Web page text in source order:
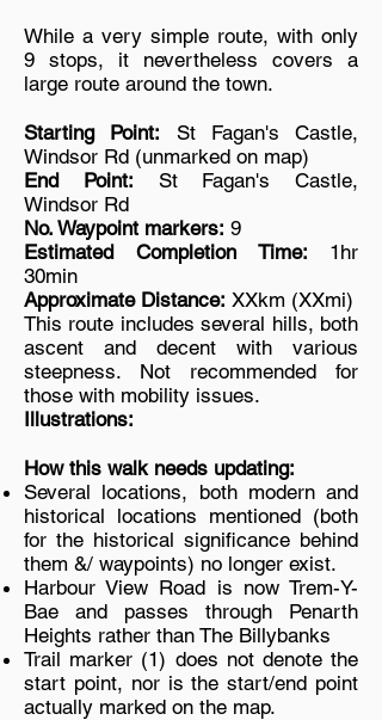
While a very simple route, with only
9 stops, it nevertheless covers a
large route around the town.
Starting Point: St Fagan's Castle,
Windsor Rd (unmarked on map)
End Point: St Fagan's Castle,
Windsor Rd
No. Waypoint markers: 9
Estimated Completion Time: 1hr
30min
Approximate Distance: XXkm (XXmi)
This route includes several hills, both
ascent and decent with various
steepness. Not recommended for
those with mobility issues.
Illustrations:
How this walk needs updating:
Several locations, both modern and
historical locations mentioned (both
for the historical significance behind
them &/ waypoints) no longer exist.
Harbour View Road is now Trem-Y-
Bae and passes through Penarth
Heights rather than The Billybanks
Trail marker (1) does not denote the
start point, nor is the start/end point
actually marked on the map.